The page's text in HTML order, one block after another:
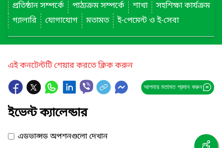
প্রতিষ্ঠান সম্পর্কে
পাঠ্যক্রম সম্পর্কে শাখা
সহশিক্ষা কার্যক্রম
গ্যালারি
যোগাযোগ মতামত ই-পেমেন্ট ও ই-সেবা
এই কনটেন্টটি শেয়ার করতে ক্লিক করুন
আপনার মতামত প্রদান করুন
ইভেন্ট ক্যালেন্ডার
এডভান্সড অপশনগুলো দেখান